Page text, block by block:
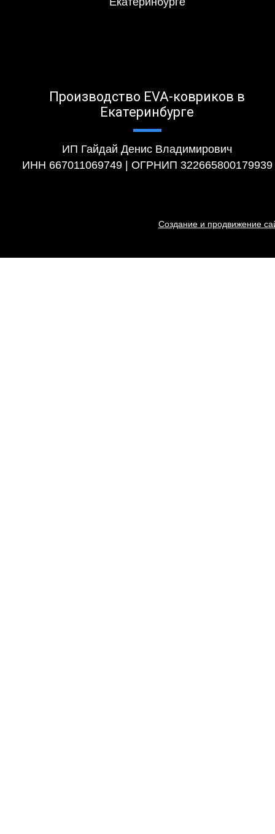
Производство EVA-ковриков в
Екатеринбурге
ИП Гайдай Денис Владимирович
ИНН 667011069749 | ОГРНИП 322665800179939
Создание и продвижение